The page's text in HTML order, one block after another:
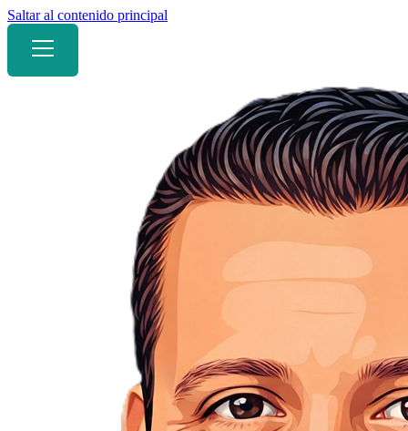
Saltar al contenido principal